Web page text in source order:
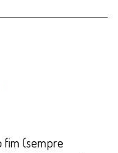
fim (sempre